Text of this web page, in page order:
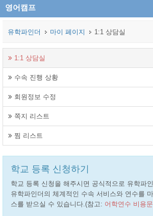
영어캠프
유학파인더 마이 페이지 1:1 상담실
1:1 상담실
수속 진행 상황
회원정보 수정
쪽지 리스트
찜 리스트
학교 등록 신청하기
학교 등록 신청을 해주시면 공식적으로 유학파
유학파인더의 체계적인 수속 서비스와 연수를
스를 받으실 수 있습니다.(참고: 어학연수 비용